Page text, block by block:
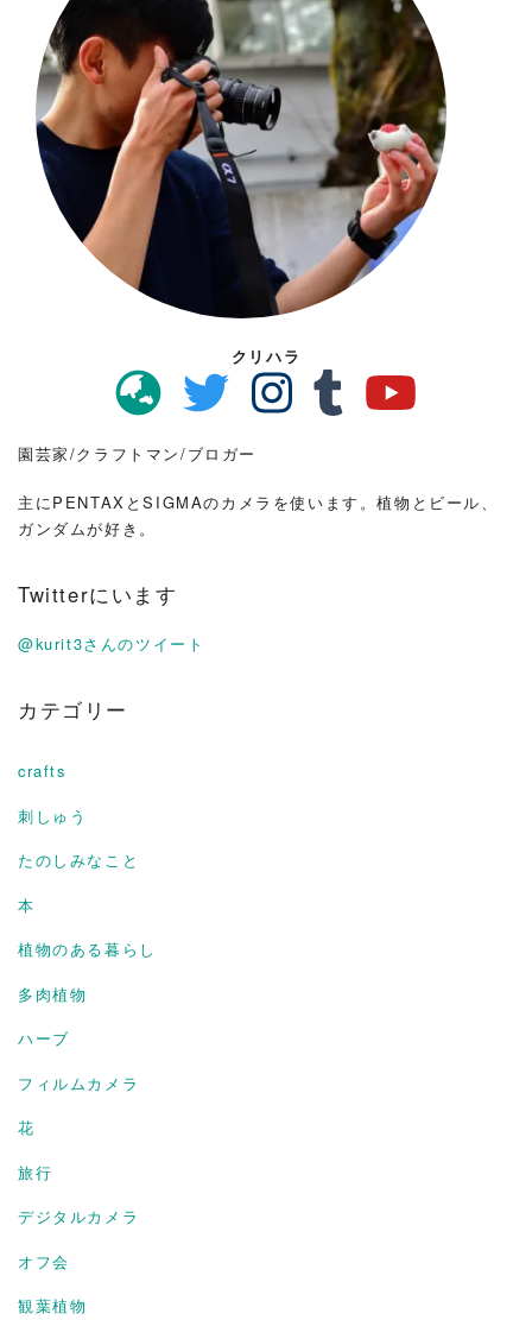
クリハラ
園芸家/クラフトマン/ブロガー
主にPENTAXとSIGMAのカメラを使います。植物とビール、
ガンダムが好き。
Twitterにいます
@kurit3さんのツイート
カテゴリー
crafts
刺しゅう
たのしみなこと
本
植物のある暮らし
多肉植物
ハーブ
フィルムカメラ
花
旅行
デジタルカメラ
オフ会
観葉植物